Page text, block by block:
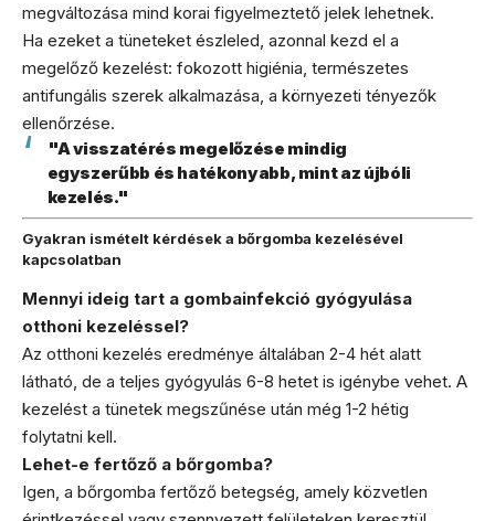
megváltozása mind korai figyelmeztető jelek lehetnek.
Ha ezeket a tüneteket észleled, azonnal kezd el a
megelőző kezelést: fokozott higiénia, természetes
antifungális szerek alkalmazása, a környezeti tényezők
ellenőrzése.
"A visszatérés megelőzése mindig
egyszerűbb és hatékonyabb, mint az újbóli
kezelés."
Gyakran ismételt kérdések a bőrgomba kezelésével
kapcsolatban
Mennyi ideig tart a gombainfekció gyógyulása
otthoni kezeléssel?
Az otthoni kezelés eredménye általában 2-4 hét alatt
látható, de a teljes gyógyulás 6-8 hetet is igénybe vehet. A
kezelést a tünetek megszűnése után még 1-2 hétig
folytatni kell.
Lehet-e fertőző a bőrgomba?
Igen, a bőrgomba fertőző betegség, amely közvetlen